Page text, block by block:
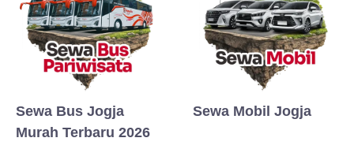
Sewa Bus Jogja
Murah Terbaru 2026
Sewa Mobil Jogja